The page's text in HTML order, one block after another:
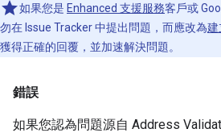
如果您是 Enhanced 支援服務客戶或
勿在 Issue Tracker 中提出問題，而應改為建
獲得正確的回覆，並加速解決問題。
錯誤
如果您認為問題源自 Address